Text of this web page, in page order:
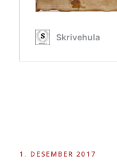
PUBLISERT
1. DESEMBER 2017